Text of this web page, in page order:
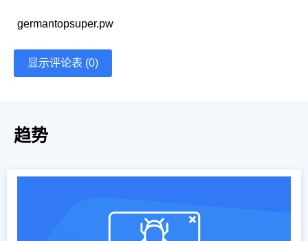
germantopsuper.pw
显示评论表 (0)
趋势